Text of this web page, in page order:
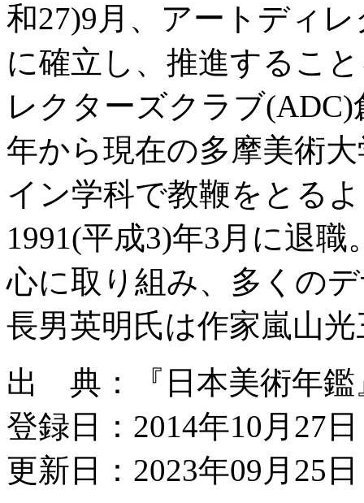
和27)9月、アートディ
に確立し、推進するこ
レクターズクラブ
年から現在の多摩美術
イン学科で教鞭をとる
1991(平成3)年3月に退
心に取り組み、多くの
長男英明氏は作家嵐山
出 典：『日本美術年鑑
登録日：2014年10月27日
更新日：2023年09月25